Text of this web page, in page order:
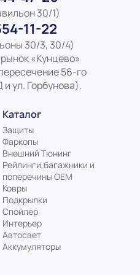
30/1)
11-22
30/3, 30/4)
«Кунцево»
56-го
ул. Горбунова).
Каталог
Защиты
Фаркопы
Внешний Тюнинг
Рейлинги,багажники и
поперечины ОЕМ
Ковры
Подкрылки
Спойлер
Интерьер
Автосвет
Аккумуляторы